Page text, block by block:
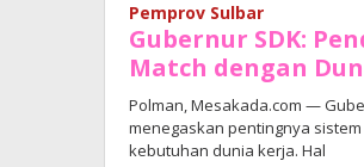
Pemprov Sulbar
Gubernur SDK:
Match dengan
Polman, Mesakada.com —
menegaskan pentingnya
kebutuhan dunia kerja. Hal